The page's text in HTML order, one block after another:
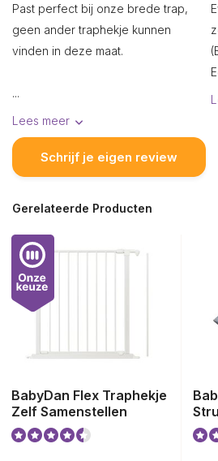
Past perfect bij onze brede trap,
geen ander traphekje kunnen
vinden in deze maat.
...
Lees meer
Schrijf je eigen review
Gerelateerde Producten
BabyDan Flex Traphekje
Zelf Samenstellen